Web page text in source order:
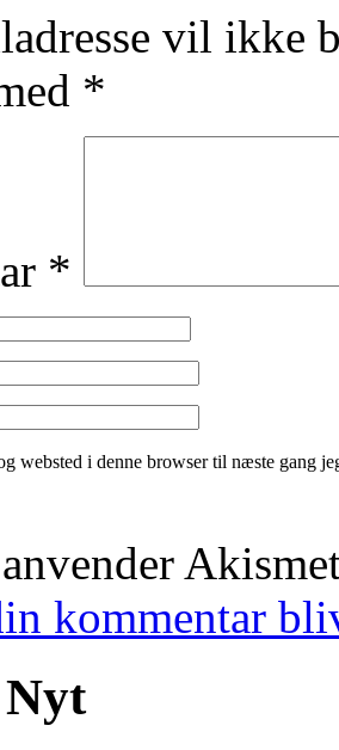
vil ikke
*
*
websted i denne browser til næste gang
kommentar
Nyt